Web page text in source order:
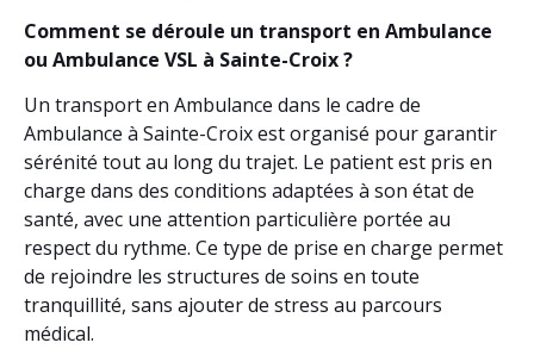
Comment se déroule un transport en Ambulance
ou Ambulance VSL à Sainte-Croix ?
Un transport en Ambulance dans le cadre de
Ambulance à Sainte-Croix est organisé pour garantir
sérénité tout au long du trajet. Le patient est pris en
charge dans des conditions adaptées à son état de
santé, avec une attention particulière portée au
respect du rythme. Ce type de prise en charge permet
de rejoindre les structures de soins en toute
tranquillité, sans ajouter de stress au parcours
médical.